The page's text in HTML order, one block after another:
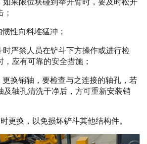
性向料堆猛冲；
严禁人员在铲斗下方操作或进行检
应有可靠的安全措施；
换销轴，要检查与之连接的轴孔，若
及轴孔清洗干净后，方可重新安装销
更换，以免损坏铲斗其他结构件。